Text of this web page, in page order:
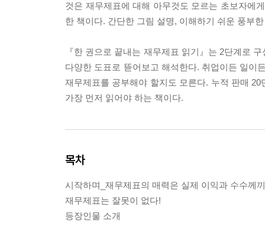
것은 재무제표에 대해 아무것도 모르는 초보자에
한 책이다. 간단한 그림 설명, 이해하기 쉬운 풍부
『한 권으로 끝내는 재무제표 읽기』는 2단계로
다양한 도표로 뜯어보고 해석한다. 취업이든 일이
재무제표를 공부해야 할지도 모른다. 누적 판매
가장 먼저 읽어야 하는 책이다.
목차
시작하며_재무제표의 매력은 실제 이익과 수수께
재무제표는 잘못이 없다!
등장인물 소개